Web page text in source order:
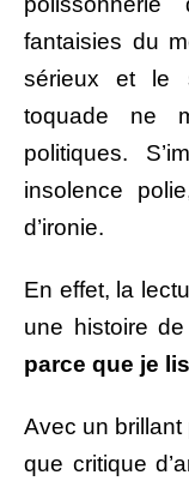
fantaisies du
sérieux et le
toquade ne
politiques.
insolence
d’ironie.
En effet, la
une histoire
parce que je
Avec un brillant
que critique